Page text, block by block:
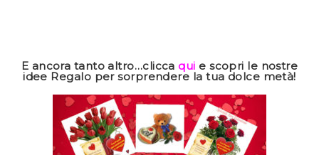
E ancora tanto altro…clicca qui e scopri le nostre
idee Regalo per sorprendere la tua dolce metà!